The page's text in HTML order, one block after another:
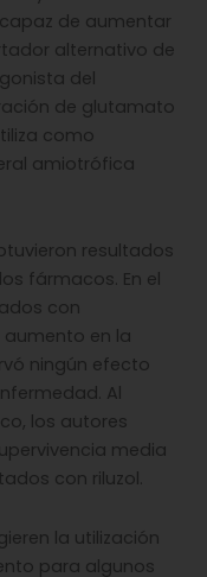
de aumentar
alternativo de
del
de glutamato
como
amiotrófica
resultados
fármacos. En el
con
en la
ningún efecto
Al
los autores
media
con riluzol.
la utilización
para algunos